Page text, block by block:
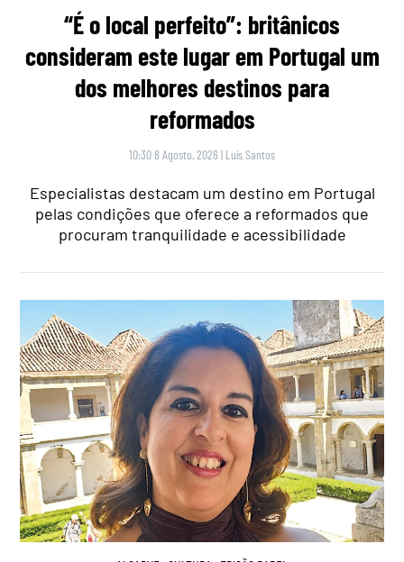
“É o local perfeito”: britânicos
consideram este lugar em Portugal um
dos melhores destinos para
reformados
10:30 8 Agosto, 2026 | Luís Santos
Especialistas destacam um destino em Portugal
pelas condições que oferece a reformados que
procuram tranquilidade e acessibilidade